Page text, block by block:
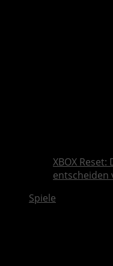
XBOX
entscheiden
Spiele